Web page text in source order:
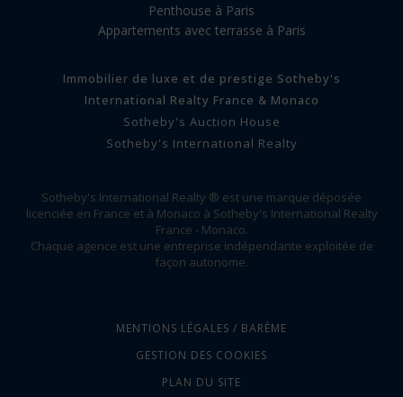
Penthouse à Paris
Appartements avec terrasse à Paris
Immobilier de luxe et de prestige Sotheby's
International Realty France & Monaco
Sotheby's Auction House
Sotheby's International Realty
Sotheby's International Realty ® est une marque déposée
licenciée en France et à Monaco à Sotheby's International Realty
France - Monaco.
Chaque agence est une entreprise indépendante exploitée de
façon autonome.
MENTIONS LÉGALES / BARÈME
GESTION DES COOKIES
PLAN DU SITE